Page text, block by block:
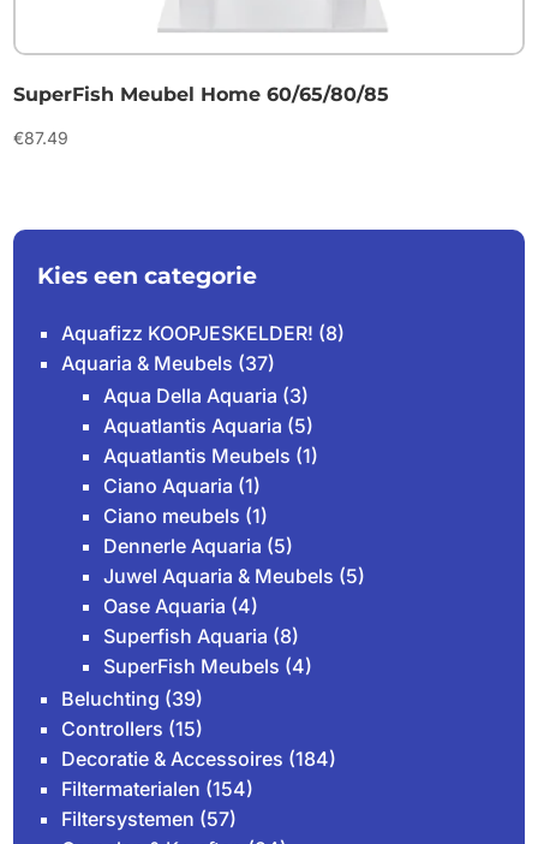
SuperFish Meubel Home 60/65/80/85
€87.49
Kies een categorie
Aquafizz KOOPJESKELDER! (8)
Aquaria & Meubels (37)
Aqua Della Aquaria (3)
Aquatlantis Aquaria (5)
Aquatlantis Meubels (1)
Ciano Aquaria (1)
Ciano meubels (1)
Dennerle Aquaria (5)
Juwel Aquaria & Meubels (5)
Oase Aquaria (4)
Superfish Aquaria (8)
SuperFish Meubels (4)
Beluchting (39)
Controllers (15)
Decoratie & Accessoires (184)
Filtermaterialen (154)
Filtersystemen (57)